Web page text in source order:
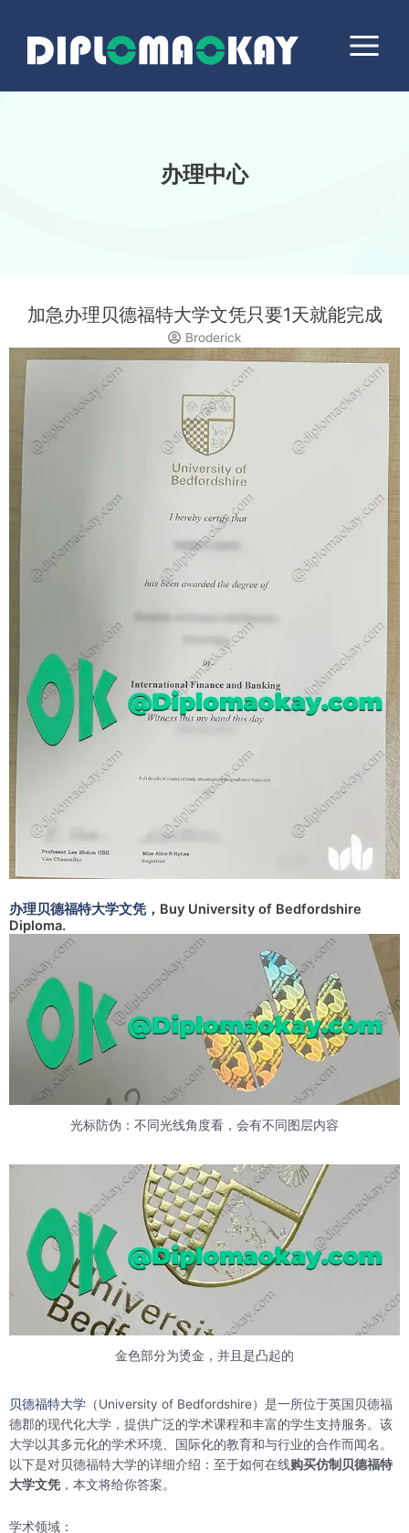
Menu
办理中心
加急办理贝德福特大学文凭只要1天就能完成
Broderick
办理贝德福特大学文凭 ，Buy University of Bedfordshire
Diploma.
光标防伪：不同光线角度看，会有不同图层内容
金色部分为烫金，并且是凸起的
贝德福特大学 （University of Bedfordshire）是一所位于英国贝德福
德郡的现代化大学，提供广泛的学术课程和丰富的学生支持服务。该
大学以其多元化的学术环境、国际化的教育和与行业的合作而闻名。
以下是对贝德福特大学的详细介绍：至于如何在线购买仿制贝德福特
大学文凭 ，本文将给你答案。
学术领域：